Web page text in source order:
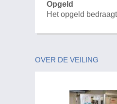
Opgeld
Het opgeld
OVER DE VEILING